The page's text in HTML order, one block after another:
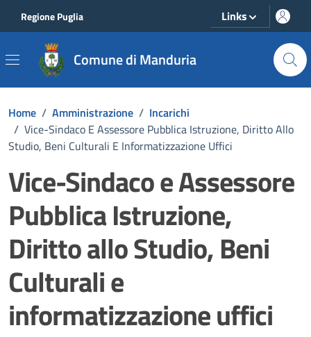
Regione Puglia Links
Comune di Manduria
Home / Amministrazione / Incarichi
/ Vice-Sindaco E Assessore Pubblica Istruzione, Diritto Allo
Studio, Beni Culturali E Informatizzazione Uffici
Vice-Sindaco e Assessore
Pubblica Istruzione,
Diritto allo Studio, Beni
Culturali e
informatizzazione uffici